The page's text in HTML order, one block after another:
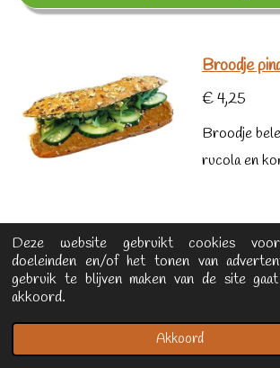
Deze website gebruikt cookies
doeleinden en/of het tonen van
gebruik te blijven maken van de site
akkoord.
Akkoord
Broodje
€ 4,25
Broodje
rucola en
Telefoonnummer